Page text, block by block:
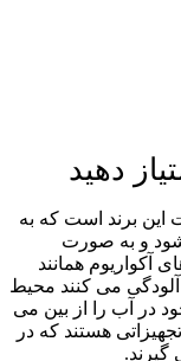
دهید
این برند است که به
و به صورت
آکواریوم همانند
می کنند محیط
در آب را از بین می
هستند که در
گیرند.